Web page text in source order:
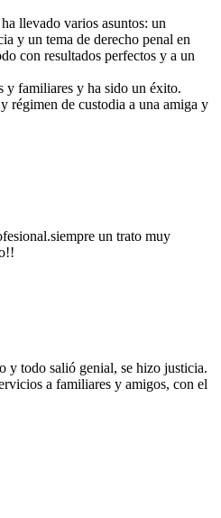
llevado varios asuntos: un
y un tema de derecho penal en
con resultados perfectos y a un
y familiares y ha sido un éxito.
régimen de custodia a una amiga y
un trato muy
y todo salió genial, se hizo justicia.
a familiares y amigos, con el